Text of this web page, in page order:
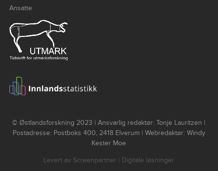
Ansatte
© Østlandsforskning 2023 | Ansvarlig redaktør: Tonje Lauritzen |
Postadresse: Postboks 400, 2418 Elverum | Webredaktør: Windy
Kester Moe
Levert av Screenpartner | Digitale løsninger